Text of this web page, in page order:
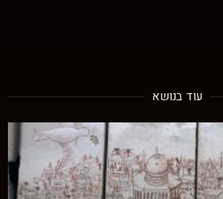
עוד בנושא